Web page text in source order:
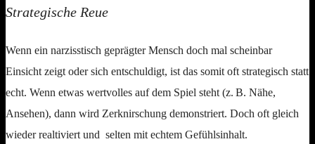
Strategische Reue
Wenn ein narzisstisch geprägter Mensch doch mal scheinbar
Einsicht zeigt oder sich entschuldigt, ist das somit oft strategisch statt
echt. Wenn etwas wertvolles auf dem Spiel steht (z. B. Nähe,
Ansehen), dann wird Zerknirschung demonstriert. Doch oft gleich
wieder realtiviert und selten mit echtem Gefühlsinhalt.